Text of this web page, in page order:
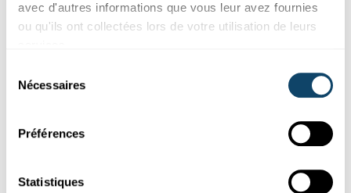
avec d'autres informations que vous leur avez fournies
ou qu'ils ont collectées lors de votre utilisation de leurs
Nécessaires
Préférences
Statistiques
RECHERCHE PARTICIPANTS ÉTUDE
Cette enquête a pour but de recueillir des informations sur ton
vécu avec les règles et d’en apprendre plus sur l’accès ...